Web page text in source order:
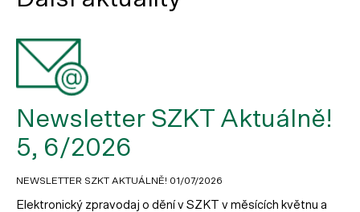
Newsletter SZKT Aktuálně!
5, 6/2026
NEWSLETTER SZKT AKTUÁLNĚ! 01/07/2026
Elektronický zpravodaj o dění v SZKT v měsících květnu a